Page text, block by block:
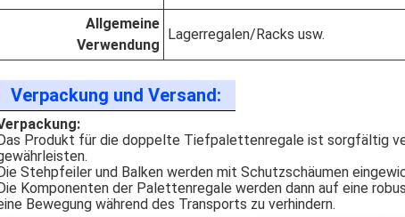
Allgemeine
Verwendung
Lagerregalen/Racks usw.
Verpackung und Versand:
Produkt für die doppelte Tiefpalettenregale ist sorgfältig
Stehpfeiler und Balken werden mit Schutzschäumen
Komponenten der Palettenregale werden dann auf eine
Bewegung während des Transports zu verhindern.